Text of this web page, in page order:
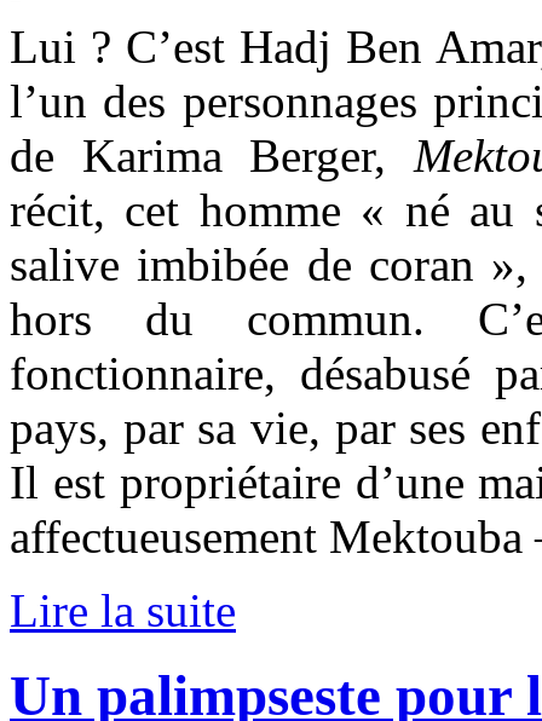
Lui ? C’est Hadj Ben
l’un des personnages
de Karima Berger,
récit, cet homme « né
salive imbibée de coran
hors du commun.
fonctionnaire, désabusé
pays, par sa vie, par ses
Il est propriétaire d’une
affectueusement Mektouba
Lire la suite
Un palimpseste pour